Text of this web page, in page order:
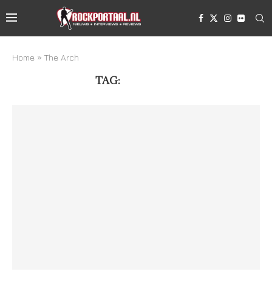
Home » The Arch
TAG: